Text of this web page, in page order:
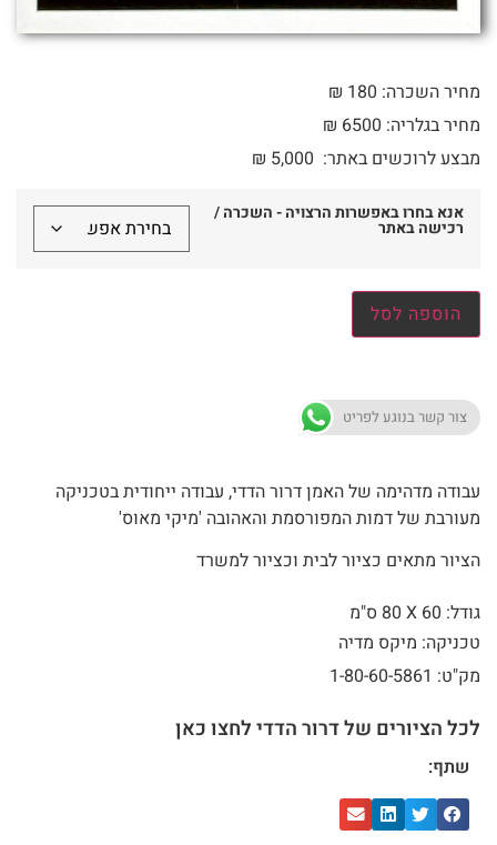
מחיר השכרה: 180 ₪
מחיר בגלריה: 6500 ₪
מבצע לרוכשים באתר:
₪ 5,000
אנא בחרו באפשרות הרצויה - השכרה /
רכישה באתר
הוספה לסל
צור קשר בנוגע לפריט
עבודה מדהימה של האמן דרור הדדי, עבודה ייחודית בטכניקה
מעורבת של דמות המפורסמת והאהובה 'מיקי מאוס'
הציור מתאים כציור לבית וכציור למשרד
גודל: 60 X
80 ס"מ
טכניקה: מיקס מדיה
מק"ט: 1-80-60-5861
לכל הציורים של דרור הדדי לחצו כאן
שתף: